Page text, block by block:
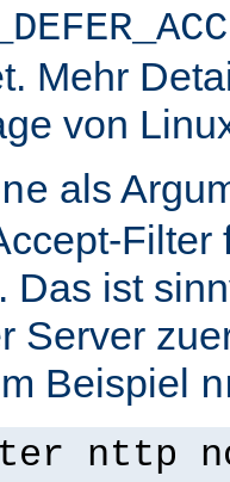
Mehr
von
als
Filter
Das ist
Server
Beispiel
nttp